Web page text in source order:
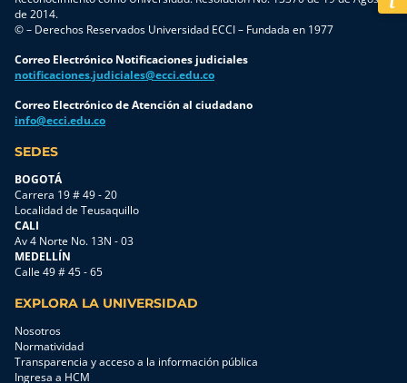
de 2014.
© – Derechos Reservados Universidad ECCI – Fundada en 1977
Correo Electrónico Notificaciones judiciales
notificaciones.judiciales@ecci.edu.co
Correo Electrónico de Atención al ciudadano
info@ecci.edu.co
SEDES
BOGOTÁ
Carrera 19 # 49 - 20
Localidad de Teusaquillo
CALI
Av 4 Norte No. 13N - 03
MEDELLÍN
Calle 49 # 45 - 65
EXPLORA LA UNIVERSIDAD
Nosotros
Normatividad
Transparencia y acceso a la información pública
Ingresa a HCM